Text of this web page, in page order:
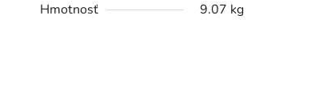
Hmotnosť
9.07 kg